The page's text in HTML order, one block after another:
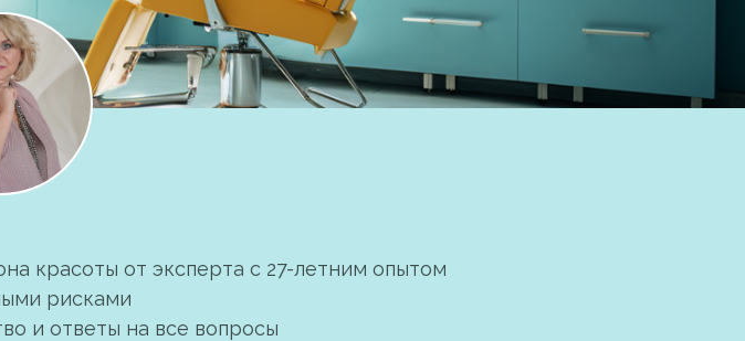
красоты от эксперта с 27-летним опытом
рисками
и ответы на все вопросы